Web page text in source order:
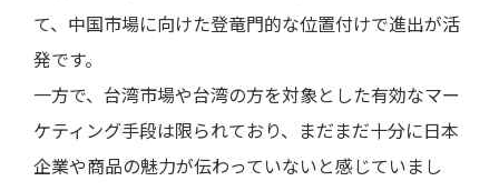
て、中国市場に向けた登竜門的な位置付けで進出が活
発です。
一方で、台湾市場や台湾の方を対象とした有効なマー
ケティング手段は限られており、まだまだ十分に日本
企業や商品の魅力が伝わっていないと感じていまし